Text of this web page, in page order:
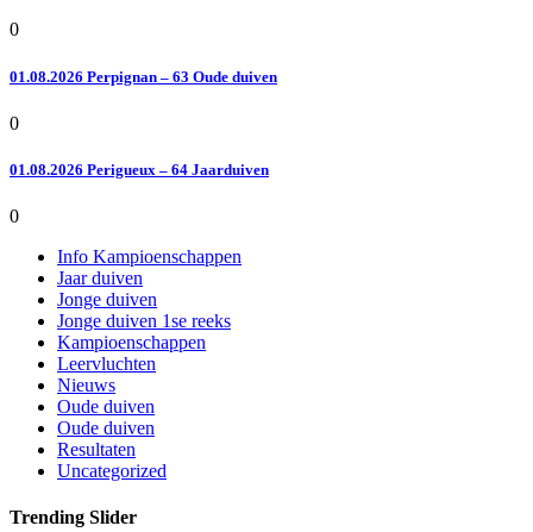
0
01.08.2026 Perpignan – 63 Oude duiven
0
01.08.2026 Perigueux – 64 Jaarduiven
0
Info Kampioenschappen
Jaar duiven
Jonge duiven
Jonge duiven 1se reeks
Kampioenschappen
Leervluchten
Nieuws
Oude duiven
Oude duiven
Resultaten
Uncategorized
Trending Slider